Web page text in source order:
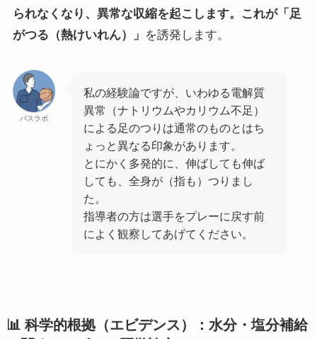
られなくなり、異常な収縮を起こします。これが「足
がつる（熱けいれん）」 を誘発します。
バスラボ
私の経験論ですが、いわゆる電解質
異常（ナトリウムやカリウム不足）
による足のつりは通常のものとはち
ょっと異なる印象があります。
とにかく多発的に、伸ばしても伸ば
しても、全身が（指も）つりまし
た。
指導者の方は選手をプレーに戻す前
によく観察してあげてください。
📊 科学的根拠（エビデンス）：水分・塩分補給